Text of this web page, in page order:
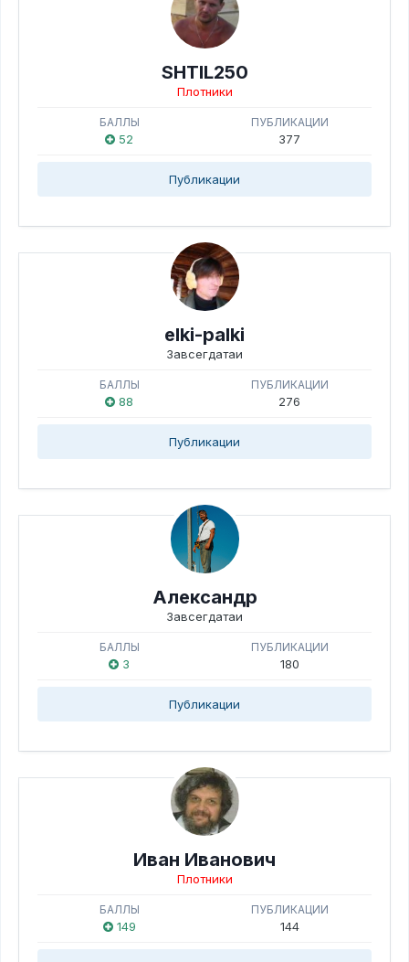
SHTIL250
Плотники
БАЛЛЫ
52
ПУБЛИКАЦИИ
377
Публикации
elki-palki
Завсегдатаи
БАЛЛЫ
88
ПУБЛИКАЦИИ
276
Публикации
Александр
Завсегдатаи
БАЛЛЫ
3
ПУБЛИКАЦИИ
180
Публикации
Иван Иванович
Плотники
БАЛЛЫ
149
ПУБЛИКАЦИИ
144